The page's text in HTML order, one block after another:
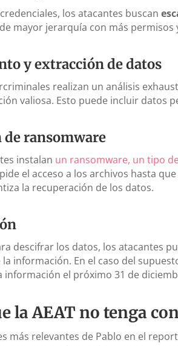
los atacantes buscan
mayor jerarquía con más
y extracción de datos
realizan un análisis
valiosa. Esto puede incluir datos
ransomware
instalan un ransomware, un tipo
el acceso a los archivos hasta
la recuperación de los datos.
descifrar los datos, los atacantes
información. En el caso del
el próximo 31 de
la AEAT no tenga
más relevantes de Pablo en el